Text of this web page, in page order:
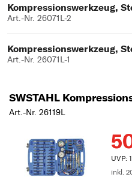
Kompressionswerkzeug,
Art.-Nr. 26071L-2
Kompressionswerkzeug,
Art.-Nr. 26071L-1
SWSTAHL
Art.-Nr. 26119L
UVP:
inkl.